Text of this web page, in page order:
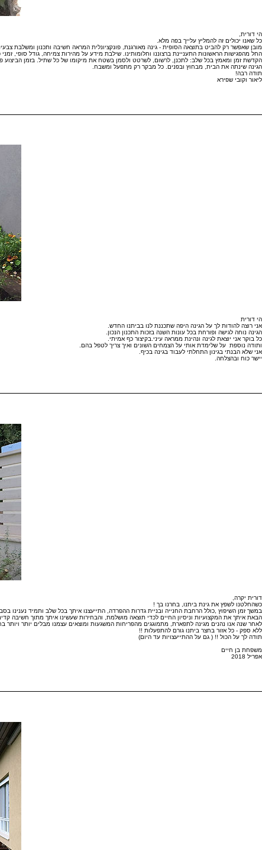
הי דורית,
כל שאנו יכולים זה להמליץ עלייך בפה מלא.
מובן שאפשר רק להביט בתוצאה הסופית - גינה מאורגנת, פונקציונלית המראה חשיבה ותכנון ומשלבת
החל מהפגישות הראשונות התעניינת ברצוננו וחלומותינו. שילבת מידע על מהירות צמיחה, גודל סופי,
הקדשת זמן ומאמץ בכל שלב: לתכנן, לרשום, לשרטט ולסמן בשטח את מיקומו של כל שתיל. בזמן
הגינה שינתה את הבית, מבחוץ ובפנים. כל מבקר רק מתפעל ומשבח.
תודה רבה!
ליאור וקובי שפירא
הי דורית
אני רוצה להודות לך על הגינה היפה שתכננת לנו בביתנו החדש.
הגינה נוחה לגישה ופורחת בכל עונות השנה בזכות התכנון הנכון.
כל בוקר אני יוצאת לגינה ונהינת ממראה עיני.בקיצור כף אמיתי.
ותודה נוספת על שלימדת אותי על הצמחים השונים ואיך צריך לטפל בהם.
אני שלא הבנתי בגינון התחלתי לעבוד בגינה בכיף.
יישר כוח ובהצלחה.
דורית יקרה,
כשהחלטנו לשפץ את גינת ביתנו, בחרנו בך !
במשך זמן השיפוץ ,כולל הרחבת החנייה ובניית גדרות ההפרדה, התייעצנו איתך בכל שלב ותמיד נענינו
הבאת איתך את המקצועיות וניסיון החיים לכדי תוצאה מושלמת, והבחירות שעשינו איתך מתוך חשיבה
לאחר שנה אנו נהנים מגינה לתפארת, מתמוגגים מהפריחות המשגעות ומוצאים עצמנו מבלים יותר ויותר
ללא ספק - כל אזור בחצר ביתנו גורם להתפעלות !!
תודה לך על הכול !! ( גם על ההתייעצויות עד היום)
משפחת בן חיים
אפריל 2018